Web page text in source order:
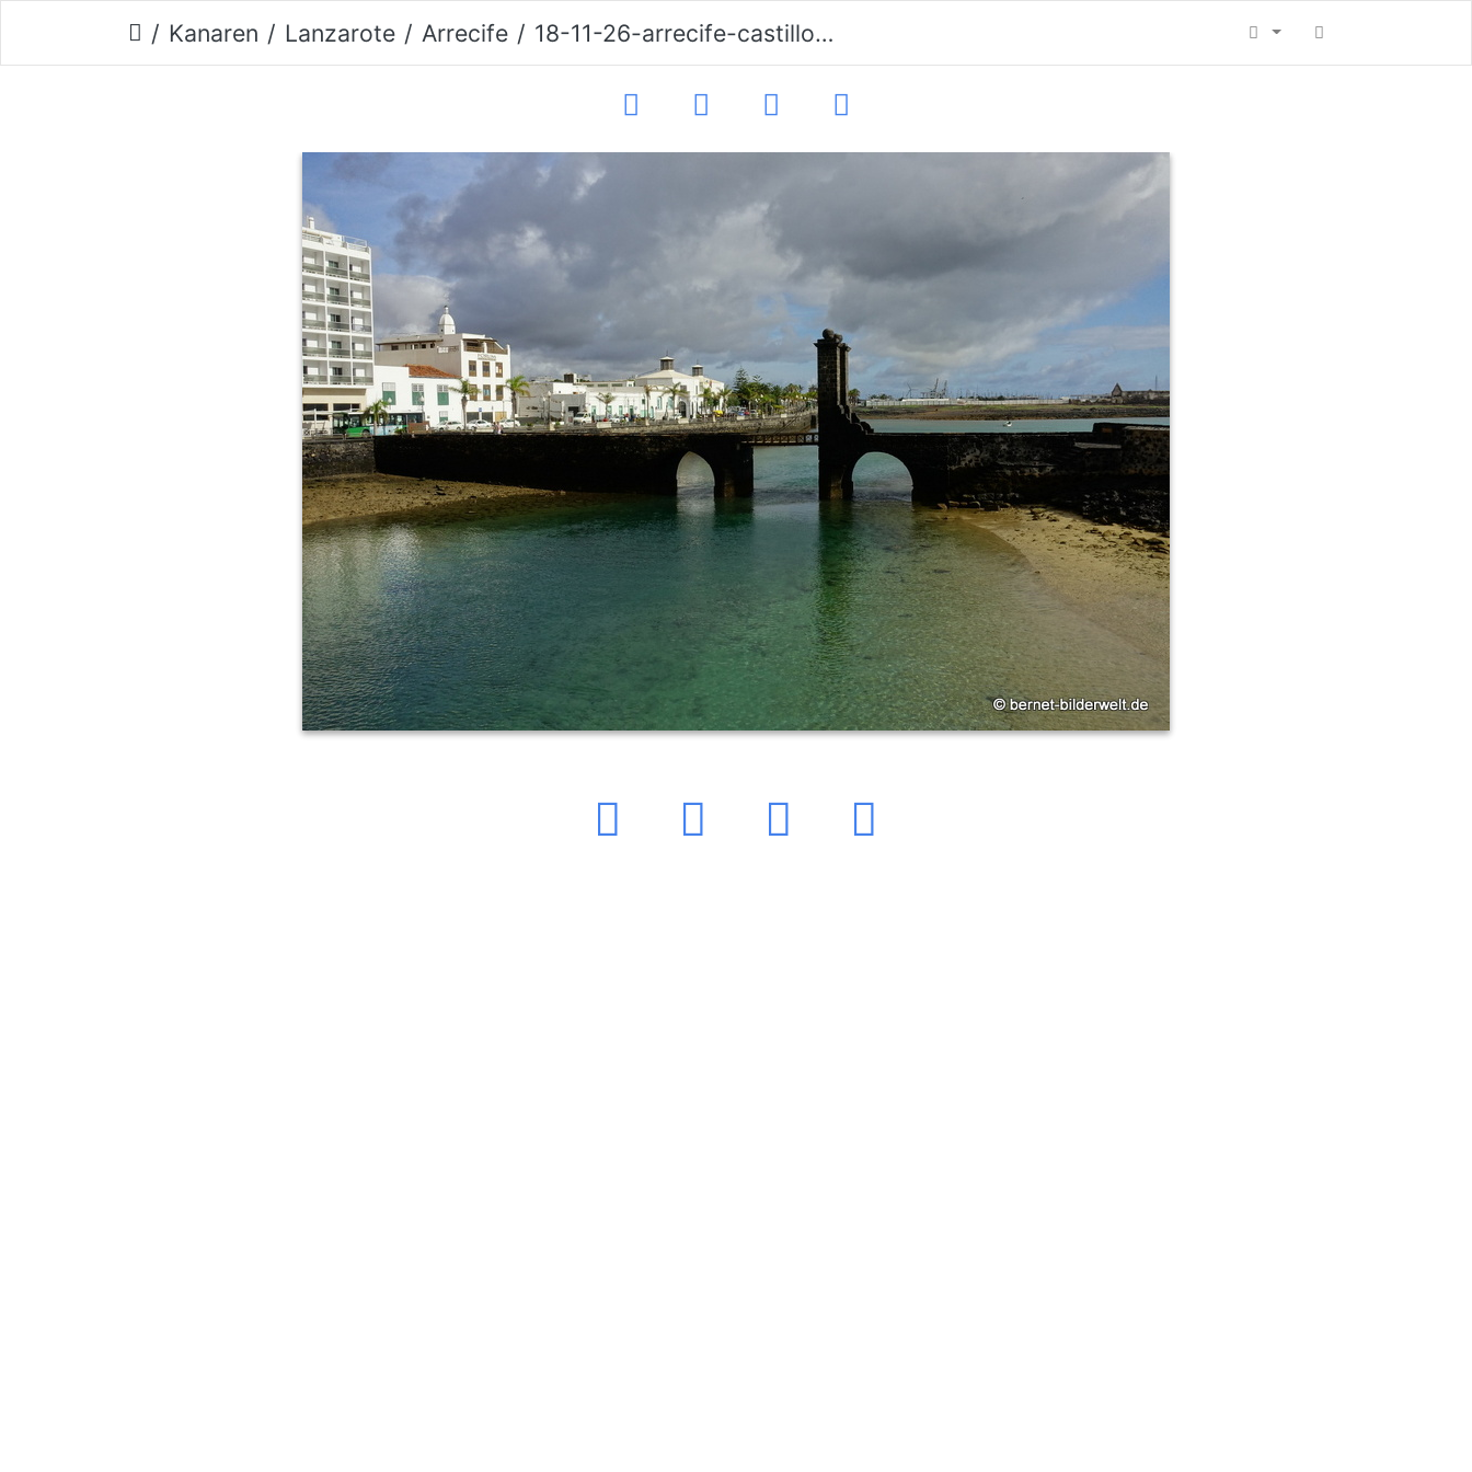
Kanaren Lanzarote Arrecife 18-11-26-arrecife-castillo san gabriel-020